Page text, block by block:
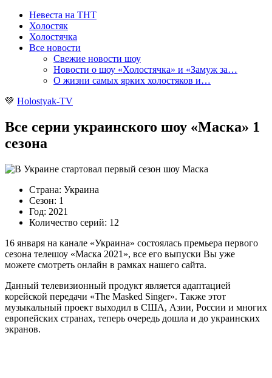
Невеста на ТНТ
Холостяк
Холостячка
Все новости
Свежие новости шоу
Новости о шоу «Холостячка» и «Замуж за…
О жизни самых ярких холостяков и…
💚 Holostyak-TV
Все серии украинского шоу «Маска» 1
сезона
Страна: Украина
Сезон: 1
Год: 2021
Количество серий: 12
16 января на канале «Украина» состоялась премьера первого
сезона телешоу «Маска 2021», все его выпуски Вы уже
можете смотреть онлайн в рамках нашего сайта.
Данный телевизионный продукт является адаптацией
корейской передачи «The Masked Singer». Также этот
музыкальный проект выходил в США, Азии, России и многих
европейских странах, теперь очередь дошла и до украинских
экранов.